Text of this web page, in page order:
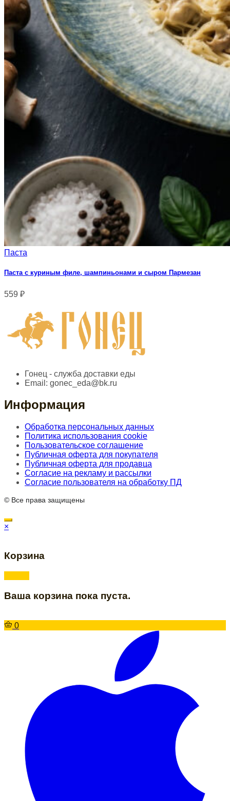
Паста
Паста с куриным филе, шампиньонами и сыром Пармезан
559 ₽
Гонец - служба доставки еды
Email: gonec_eda@bk.ru
Информация
Обработка персональных данных
Политика использования cookie
Пользовательское соглашение
Публичная оферта для покупателя
Публичная оферта для продавца
Согласие на рекламу и рассылки
Согласие пользователя на обработку ПД
© Все права защищены
×
Корзина
Ваша корзина пока пуста.
0